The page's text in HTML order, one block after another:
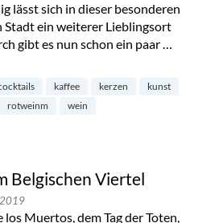
lässt sich in dieser besonderen
Stadt ein weiterer Lieblingsort
gibt es nun schon ein paar …
Viertel“
kaffee kerzen
kunst
rotweinm wein
Belgischen Viertel
Muertos, dem Tag der Toten,